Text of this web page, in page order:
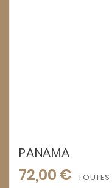
PANAMA
72,00 €